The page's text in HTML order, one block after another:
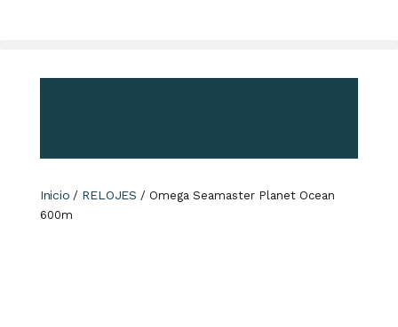
Inicio / RELOJES / Omega Seamaster Planet Ocean
600m